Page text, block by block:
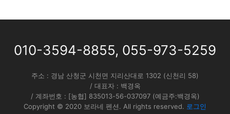
010-3594-8855, 055-973-5259
주소 : 경남 산청군 시천면 지리산대로 1302 (신천리 58)
/ 대표자 : 백경옥
/ 계좌번호 : [농협] 835013-56-037097 (예금주:백경옥)
Copyright © 2020 보라네 펜션. All rights reserved. 로그인